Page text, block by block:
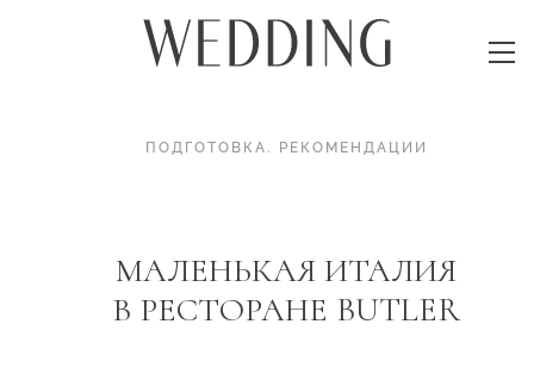
ПОДГОТОВКА. РЕКОМЕНДАЦИИ
МАЛЕНЬКАЯ ИТАЛИЯ
В РЕСТОРАНЕ BUTLER